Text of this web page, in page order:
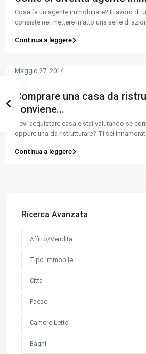
Cosa fa un agente immobiliare? Il lavoro di
consiste nel mettere in atto una serie di
Continua a leggere
Comprare una casa da
conviene...
Maggio 27, 2014
Devi acquistare casa e stai valutando se
oppure una da ristrutturare? Ti sei
Continua a leggere
Ricerca Avanzata
Affitto/Vendita
Tipo Immobile
Città
Paese
Camere Letto
Bagni